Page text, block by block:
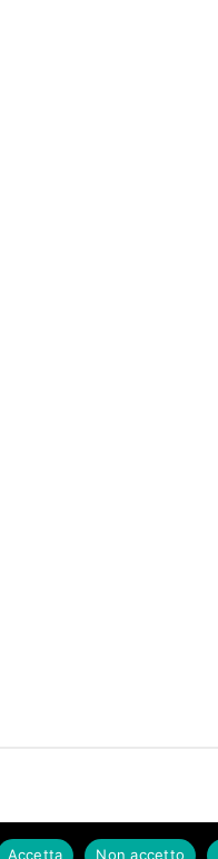
Accetta Non accetto